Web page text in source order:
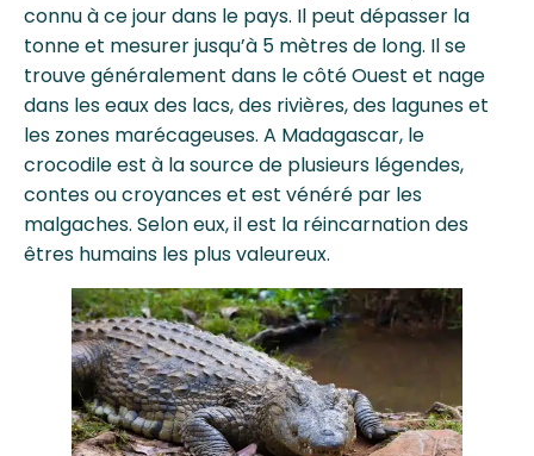
connu à ce jour dans le pays. Il peut dépasser la
tonne et mesurer jusqu’à 5 mètres de long. Il se
trouve généralement dans le côté Ouest et nage
dans les eaux des lacs, des rivières, des lagunes et
les zones marécageuses. A Madagascar, le
crocodile est à la source de plusieurs légendes,
contes ou croyances et est vénéré par les
malgaches. Selon eux, il est la réincarnation des
êtres humains les plus valeureux.